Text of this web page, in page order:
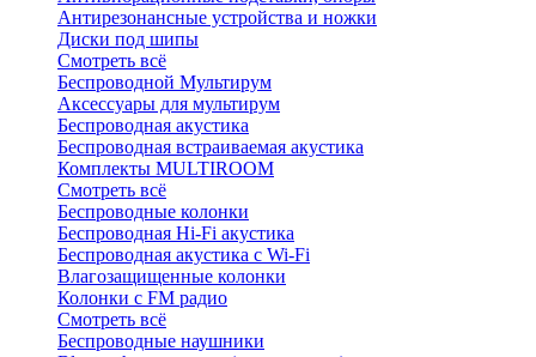
Антирезонансные устройства и ножки
Диски под шипы
Смотреть всё
Беспроводной Мультирум
Аксессуары для мультирум
Беспроводная акустика
Беспроводная встраиваемая акустика
Комплекты MULTIROOM
Смотреть всё
Беспроводные колонки
Беспроводная Hi-Fi акустика
Беспроводная акустика с Wi-Fi
Влагозащищенные колонки
Колонки с FM радио
Смотреть всё
Беспроводные наушники